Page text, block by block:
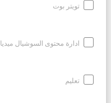
تويتر بوت
ادارة محتوى السوشيال ميديا
تعليم